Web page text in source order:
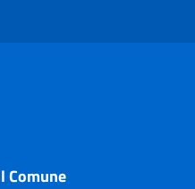
Comune